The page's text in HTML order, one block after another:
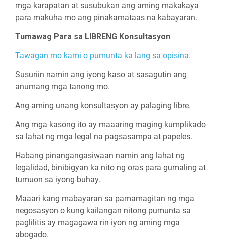
mga karapatan at susubukan ang aming makakaya
para makuha mo ang pinakamataas na kabayaran.
Tumawag Para sa LIBRENG Konsultasyon
Tawagan mo kami o pumunta ka lang sa opisina.
Susuriin namin ang iyong kaso at sasagutin ang
anumang mga tanong mo.
Ang aming unang konsultasyon ay palaging libre.
Ang mga kasong ito ay maaaring maging kumplikado
sa lahat ng mga legal na pagsasampa at papeles.
Habang pinangangasiwaan namin ang lahat ng
legalidad, binibigyan ka nito ng oras para gumaling at
tumuon sa iyong buhay.
Maaari kang mabayaran sa pamamagitan ng mga
negosasyon o kung kailangan nitong pumunta sa
paglilitis ay magagawa rin iyon ng aming mga
abogado.